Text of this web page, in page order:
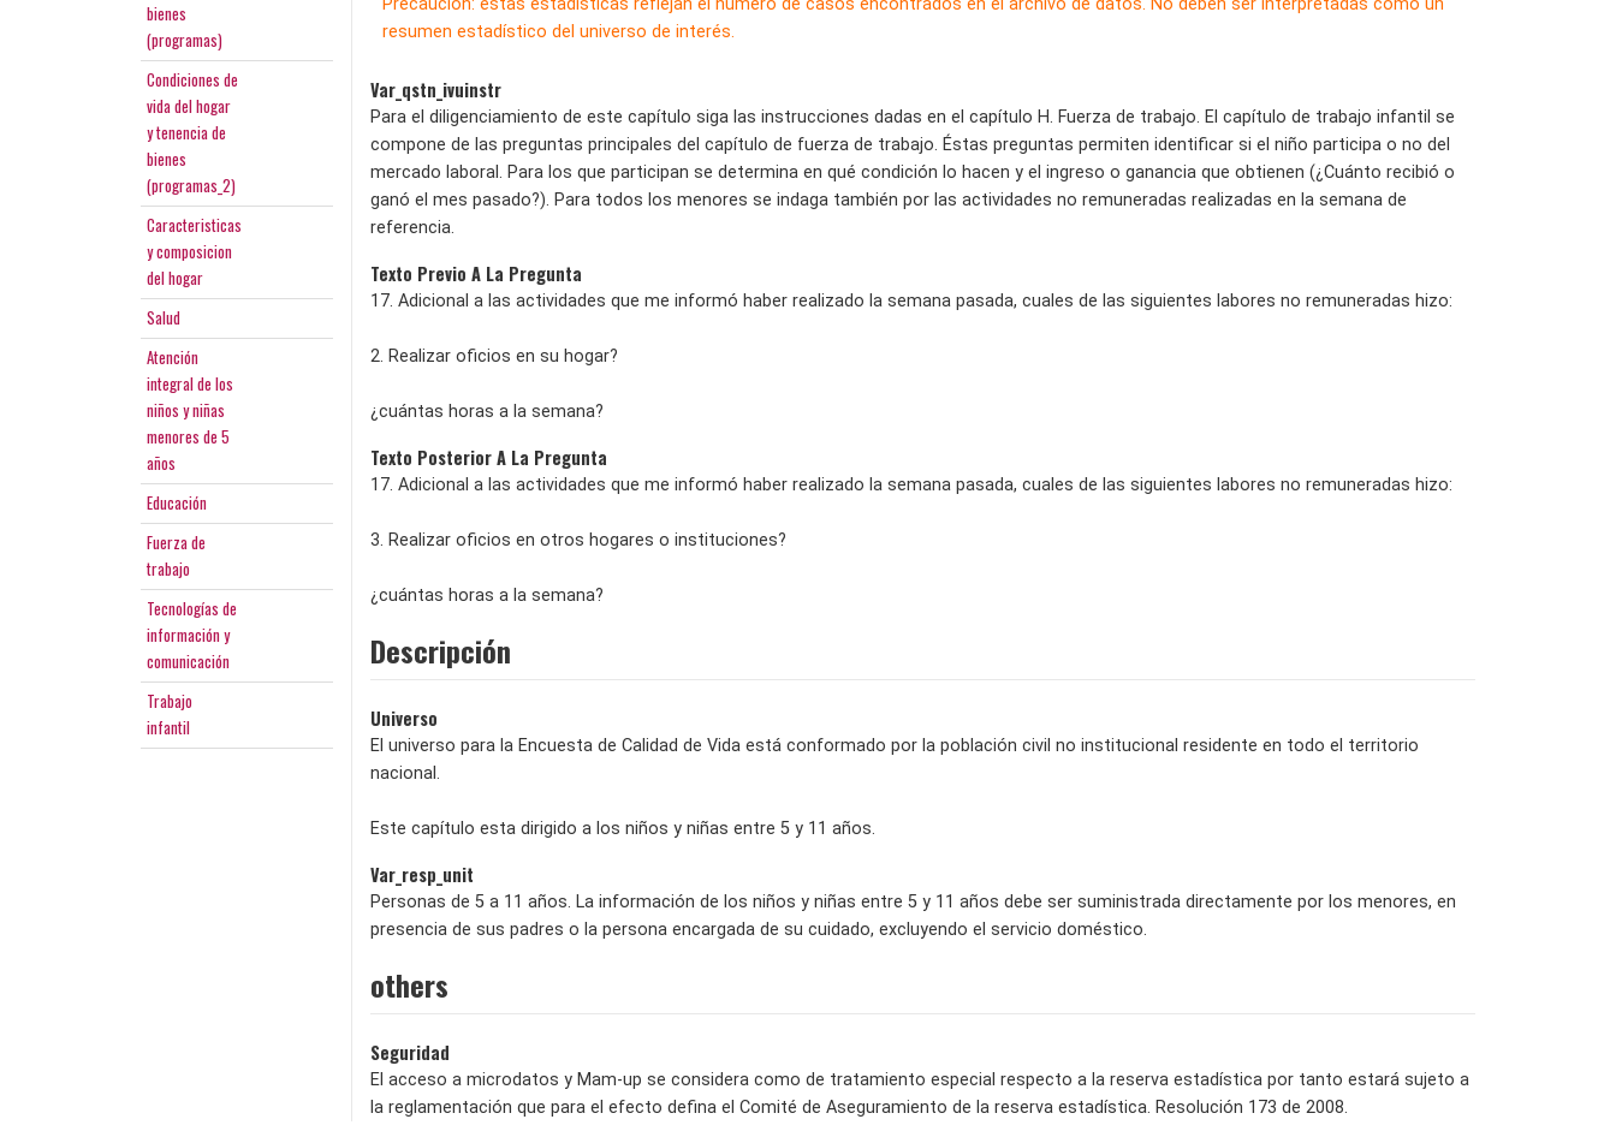
bienes
(programas)
Condiciones de
vida del hogar
y tenencia de
bienes
(programas_2)
Caracteristicas
y composicion
del hogar
Salud
Atención
integral de los
niños y niñas
menores de 5
años
Educación
Fuerza de
trabajo
Tecnologías de
información y
comunicación
Trabajo
infantil
Precaución: estas estadísticas reflejan el número de casos encontrados en el archivo de datos. No deben ser interpretadas como un
resumen estadístico del universo de interés.
Var_qstn_ivuinstr
Para el diligenciamiento de este capítulo siga las instrucciones dadas en el capítulo H. Fuerza de trabajo. El capítulo de trabajo infantil se
compone de las preguntas principales del capítulo de fuerza de trabajo. Éstas preguntas permiten identificar si el niño participa o no del
mercado laboral. Para los que participan se determina en qué condición lo hacen y el ingreso o ganancia que obtienen (¿Cuánto recibió o
ganó el mes pasado?). Para todos los menores se indaga también por las actividades no remuneradas realizadas en la semana de
referencia.
Texto Previo A La Pregunta
17. Adicional a las actividades que me informó haber realizado la semana pasada, cuales de las siguientes labores no remuneradas hizo:
2. Realizar oficios en su hogar?
¿cuántas horas a la semana?
Texto Posterior A La Pregunta
17. Adicional a las actividades que me informó haber realizado la semana pasada, cuales de las siguientes labores no remuneradas hizo:
3. Realizar oficios en otros hogares o instituciones?
¿cuántas horas a la semana?
Descripción
Universo
El universo para la Encuesta de Calidad de Vida está conformado por la población civil no institucional residente en todo el territorio
nacional.
Este capítulo esta dirigido a los niños y niñas entre 5 y 11 años.
Var_resp_unit
Personas de 5 a 11 años. La información de los niños y niñas entre 5 y 11 años debe ser suministrada directamente por los menores, en
presencia de sus padres o la persona encargada de su cuidado, excluyendo el servicio doméstico.
others
Seguridad
El acceso a microdatos y Mam-up se considera como de tratamiento especial respecto a la reserva estadística por tanto estará sujeto a
la reglamentación que para el efecto defina el Comité de Aseguramiento de la reserva estadística. Resolución 173 de 2008.